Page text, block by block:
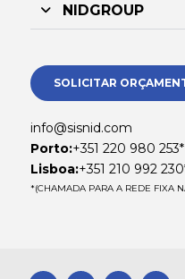
NIDGROUP
SOLICITAR
info@sisnid.com
Porto:+351 220 980 253*
Lisboa:+351 210 992
*(CHAMADA PARA A REDE FIXA